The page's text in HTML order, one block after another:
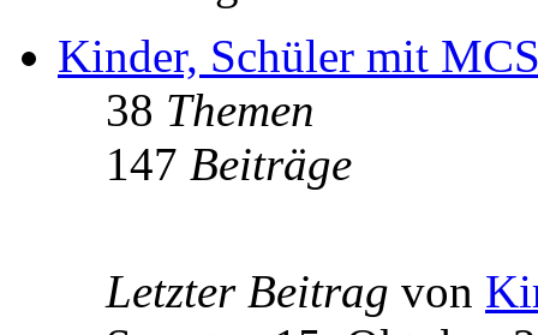
Kinder, Schüler mit
38 Themen
147 Beiträge
Letzter Beitrag von